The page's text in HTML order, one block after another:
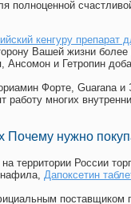
полноценной
кенгуру препарат
Вашей жизни
Ансомон и Гетропин
Форте, Guarana и
работу многих
нужно
территории России
, Дапоксетин